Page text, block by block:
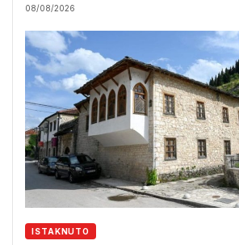
08/08/2026
ISTAKNUTO